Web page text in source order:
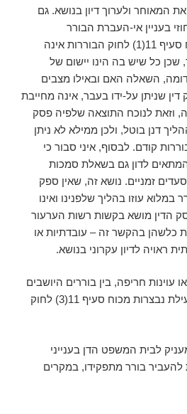
המאוחר ולערוך דיון בנושא. גם
בעניין אי-העברת הבורר
צימבליסט מתפקידו מכוח סעיף 11(1) לחוק הבוררות אינה
שכן כל שיש בה הינו יישום של
השאלה האם ובאילו מצבים
שניתן על-ידו בעבר, אינה מחייבת
וזאת לנוכח התוצאה שלפיה פסק
דנן בוטל, ולכן ממילא לא ניתן
קודם. לבסוף, איני סבור כי
לדון גם בשאלת סמכות
זמניים. נושא זה, שאין ספק
במלוא עוזו בהליך שלפנינו ואינו
הדין מושא בקשות רשות הערעור
כלשהן בהקשר זה – עובדתיות או
ראויה לדיון עקרוני בנושא.
עוינות חריפה, בין בוררים היושבים
יחד בדין, עשויים להקים עילת נבצרות מכוח סעיף 11(3) לחוק
מעניק לבית המשפט הדן בענייני
בורר מתפקידו, במקרים